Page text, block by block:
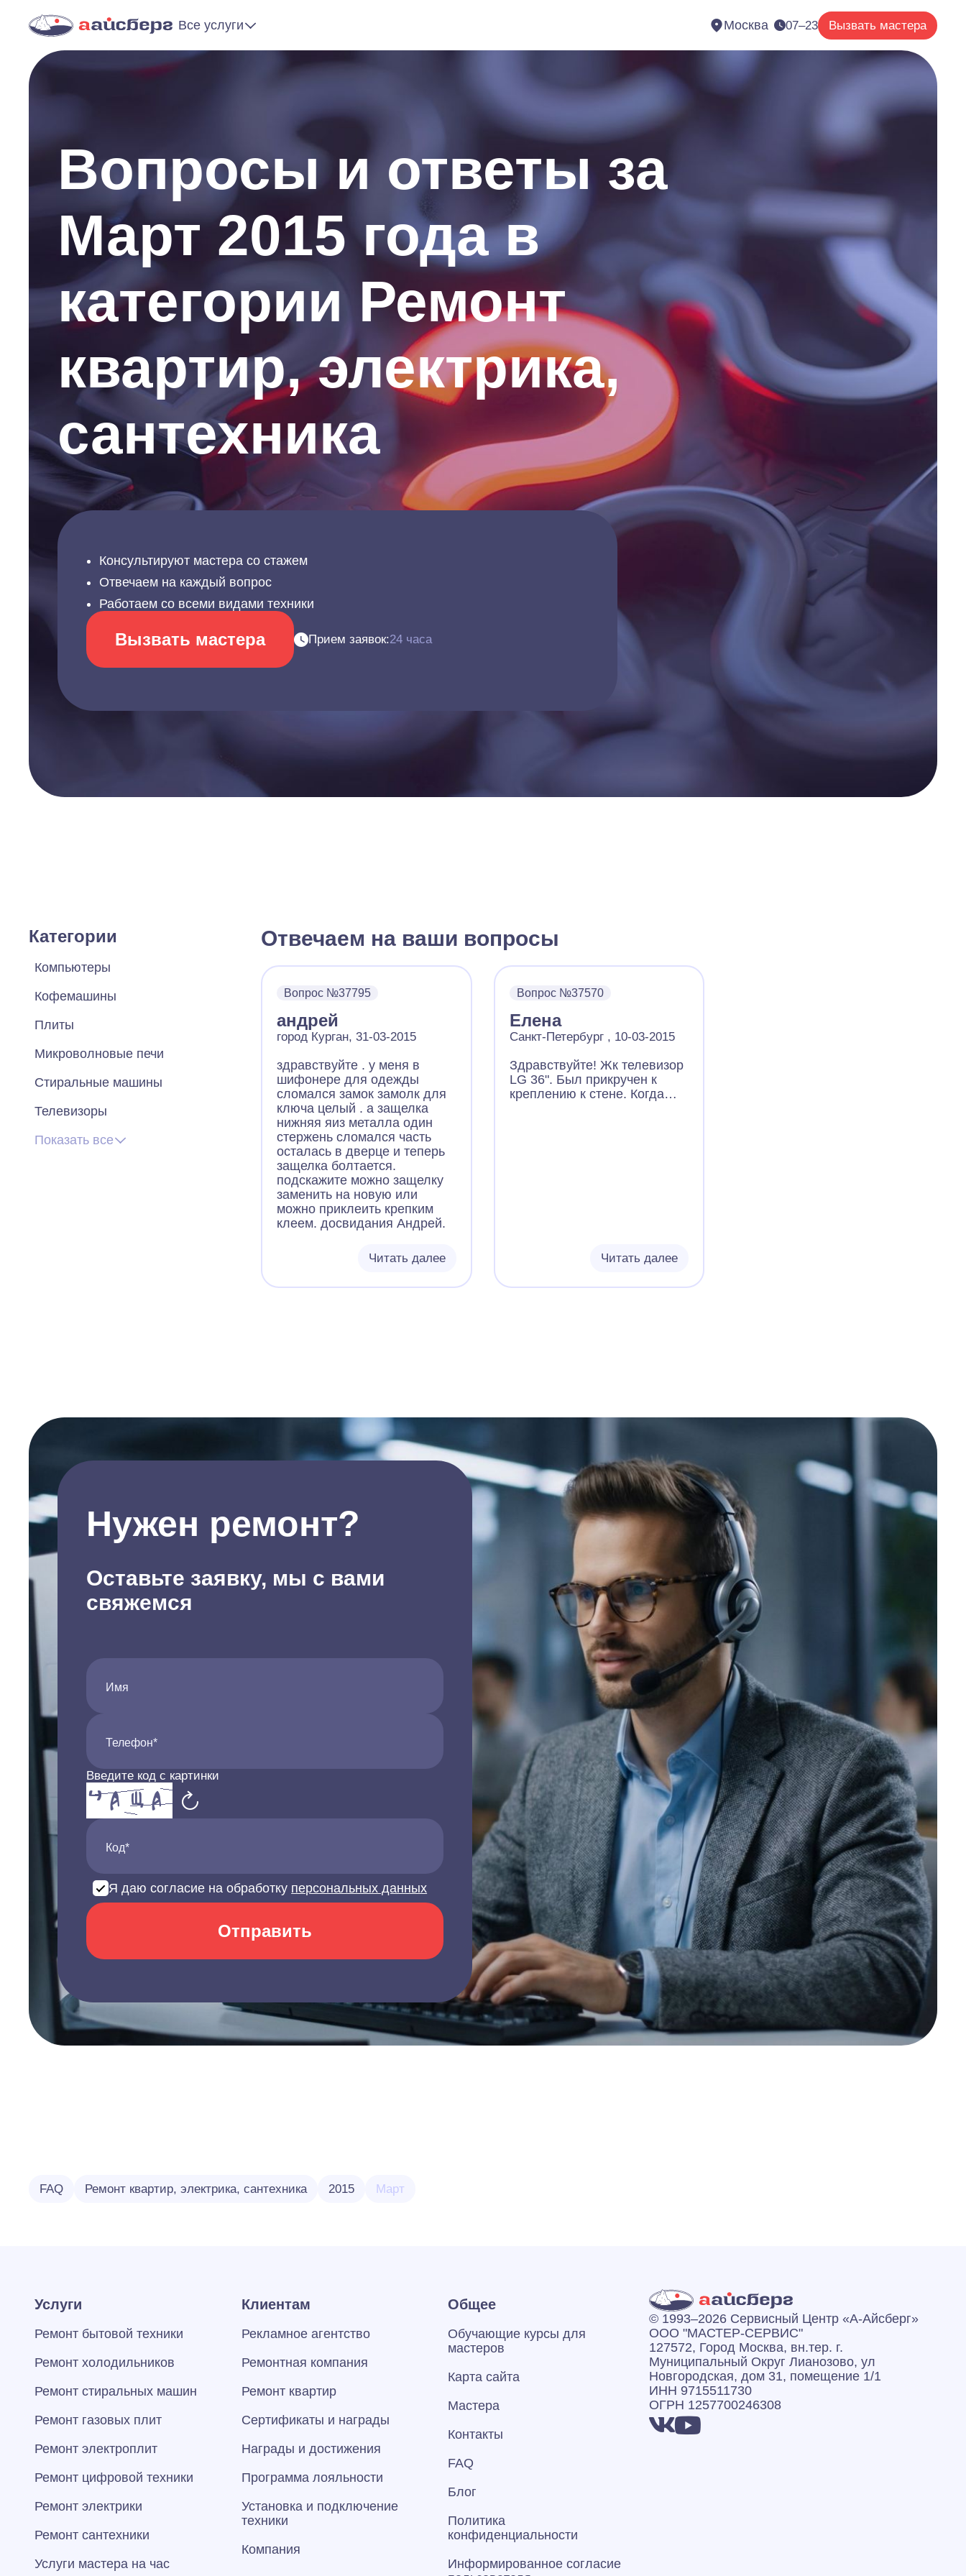
Все услуги Москва 07–23 Вызвать мастера
Вопросы и ответы за
Март 2015 года в
категории Ремонт
квартир, электрика,
сантехника
Консультируют мастера со стажем
Отвечаем на каждый вопрос
Работаем со всеми видами техники
Вызвать мастера Прием заявок:24 часа
Категории
Компьютеры
Кофемашины
Плиты
Микроволновые печи
Стиральные машины
Телевизоры
Показать все
Отвечаем на ваши вопросы
Вопрос №37795
андрей
город Курган, 31-03-2015
здравствуйте . у меня в
шифонере для одежды
сломался замок замолк для
ключа целый . а защелка
нижняя яиз металла один
стержень сломался часть
осталась в дверце и теперь
защелка болтается.
подскажите можно защелку
заменить на новую или
можно приклеить крепким
клеем. досвидания Андрей.
Читать далее
Вопрос №37570
Елена
Санкт-Петербург , 10-03-2015
Здравствуйте! Жк телевизор
LG 36". Был прикручен к
креплению к стене. Когда
нужно найти, вытащить,
прикрепить на место, чтобы
сделать дома или нужно
везти ЖК к вам?
Читать далее
Нужен ремонт?
Оставьте заявку, мы с вами
свяжемся
Имя
Телефон*
Введите код с картинки
Код*
Я даю согласие на обработку персональных данных
Отправить
FAQ Ремонт квартир, электрика, сантехника 2015 Март
Услуги
Ремонт бытовой техники
Ремонт холодильников
Ремонт стиральных машин
Ремонт газовых плит
Ремонт электроплит
Ремонт цифровой техники
Ремонт электрики
Ремонт сантехники
Услуги мастера на час
Клиентам
Рекламное агентство
Ремонтная компания
Ремонт квартир
Сертификаты и награды
Награды и достижения
Программа лояльности
Установка и подключение
техники
Компания
Общее
Обучающие курсы для
мастеров
Карта сайта
Мастера
Контакты
FAQ
Блог
Политика
конфиденциальности
Информированное согласие
© 1993–2026 Сервисный Центр «А‑Айсберг»
ООО "МАСТЕР-СЕРВИС"
127572, Город Москва, вн.тер. г.
Муниципальный Округ Лианозово, ул
Новгородская, дом 31, помещение 1/1
ИНН 9715511730
ОГРН 1257700246308